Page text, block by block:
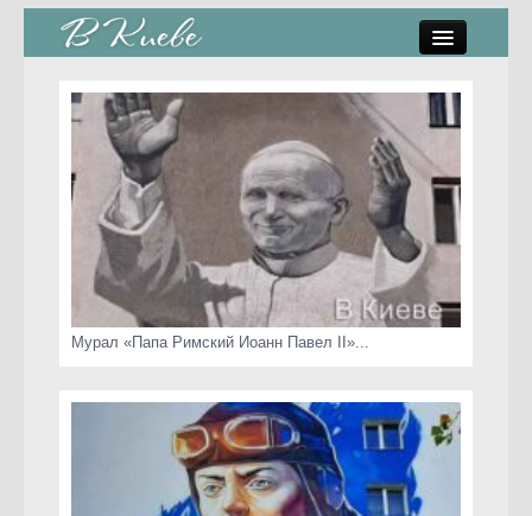
стрит-арт
коты Киева
скамейки
часы Киева
Мурал «Папа Римский Иоанн Павел II»...